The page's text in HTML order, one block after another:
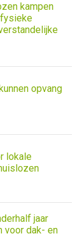
kampen
opvang
lokale
jaar
voor dak- en